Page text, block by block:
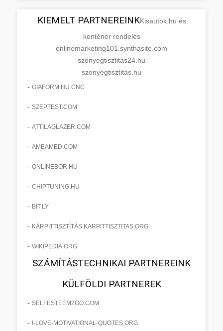
KIEMELT PARTNEREINKKisautok.hu és
konténer rendelés
onlinemarketing101.synthasite.com
szonyegtisztitas24.hu
szonyegtisztitas.hu
- GIAFORM.HU CNC
- SZEPTEST.COM
- ATTILAGLAZER.COM
- AMEAMED.COM
- ONLINEBOR.HU
- CHIPTUNING.HU
- BIT.LY
- KÁRPITTISZTÍTÁS KARPITTISZTITAS.ORG
- WIKIPEDIA.ORG
SZÁMÍTÁSTECHNIKAI PARTNEREINK
KÜLFÖLDI PARTNEREK
- SELFESTEEM2GO.COM
- I-LOVE-MOTIVATIONAL-QUOTES.ORG